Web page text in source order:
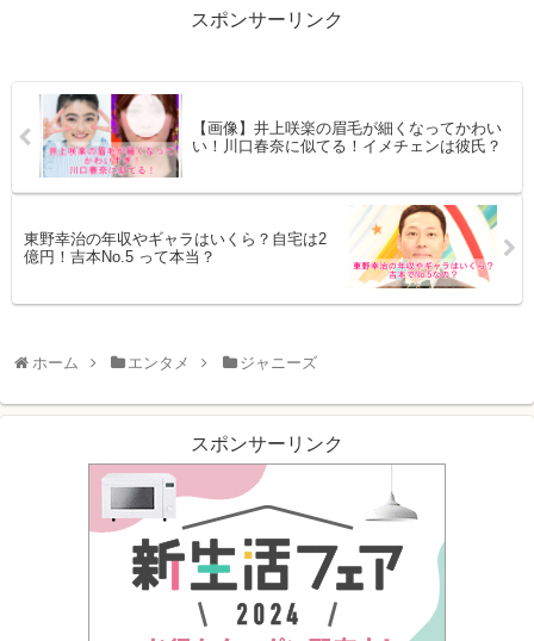
スポンサーリンク
【画像】井上咲楽の眉毛が細くなってかわい
い！川口春奈に似てる！イメチェンは彼氏？
東野幸治の年収やギャラはいくら？自宅は2
億円！吉本No.5 って本当？
ホーム エンタメ ジャニーズ
スポンサーリンク